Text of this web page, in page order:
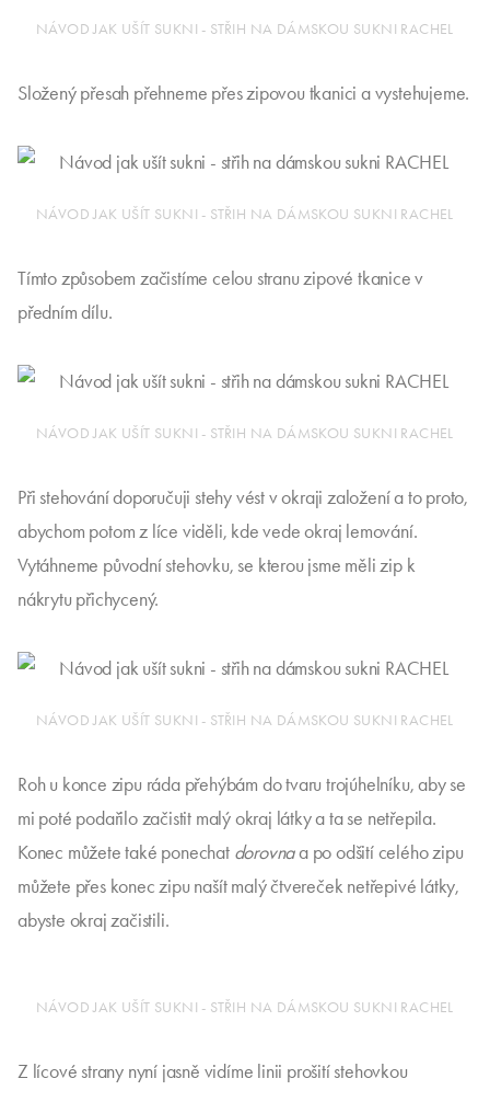
NÁVOD JAK UŠÍT SUKNI - STŘIH NA DÁMSKOU SUKNI RACHEL
Složený přesah přehneme přes zipovou tkanici a vystehujeme.
NÁVOD JAK UŠÍT SUKNI - STŘIH NA DÁMSKOU SUKNI RACHEL
Tímto způsobem začistíme celou stranu zipové tkanice v
předním dílu.
NÁVOD JAK UŠÍT SUKNI - STŘIH NA DÁMSKOU SUKNI RACHEL
Při stehování doporučuji stehy vést v okraji založení a to proto,
abychom potom z líce viděli, kde vede okraj lemování.
Vytáhneme původní stehovku, se kterou jsme měli zip k
nákrytu přichycený.
NÁVOD JAK UŠÍT SUKNI - STŘIH NA DÁMSKOU SUKNI RACHEL
Roh u konce zipu ráda přehýbám do tvaru trojúhelníku, aby se
mi poté podařilo začistit malý okraj látky a ta se netřepila.
Konec můžete také ponechat dorovnaa po odšití celého zipu
můžete přes konec zipu našít malý čtvereček netřepivé látky,
abyste okraj začistili.
NÁVOD JAK UŠÍT SUKNI - STŘIH NA DÁMSKOU SUKNI RACHEL
Z lícové strany nyní jasně vidíme linii prošití stehovkou